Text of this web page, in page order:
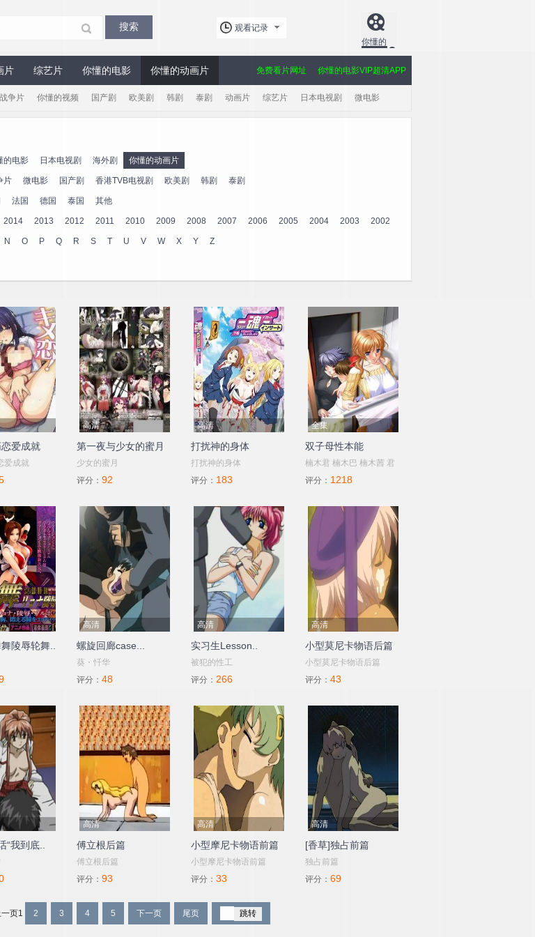
观看记录
你懂的
片 综艺片 你懂的电影 你懂的动画片 你懂的电影VIP超清APP
免费看片网址
战争片 你懂的视频 国产剧 欧美剧 韩剧 泰剧 动画片 综艺片 日本电视剧 微电影
的电影 日本电视剧 海外剧 你懂的动画片
片 微电影 国产剧 香港TVB电视剧 欧美剧 韩剧 泰剧
法国 德国 泰国 其他
2014 2013 2012 2011 2010 2009 2008 2007 2006 2005 2004 2003 2002
N O P Q R S T U V W X Y Z
爱成就
爱成就
高清
第一夜与少女的蜜月
少女的蜜月
评分： 92
高清
打扰神的身体
打扰神的身体
评分： 183
全集
双子母性本能
楠木君 楠木巴 楠木茜 君
岛夕子
评分： 1218
陵辱轮舞..
高清
螺旋回廊case...
葵・忏华
评分： 48
高清
实习生Lesson..
被犯的性工
评分： 266
高清
小型莫尼卡物语后篇
小型莫尼卡物语后篇
评分： 43
“我到底..
高清
傅立根后篇
傅立根后篇
评分： 93
高清
小型摩尼卡物语前篇
小型摩尼卡物语前篇
评分： 33
高清
[香草]独占前篇
独占前篇
评分： 69
页1 2 3 4 5 下一页 尾页